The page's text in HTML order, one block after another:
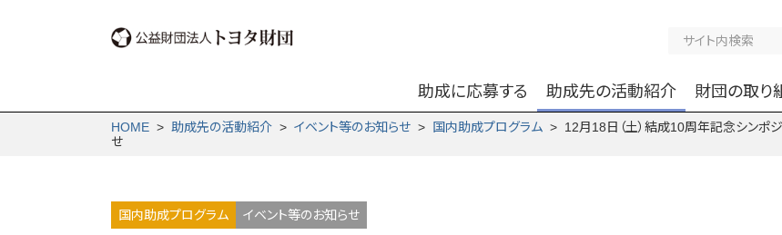
助成に応募する 助成先の活動紹介 財団の取り
HOME > 助成先の活動紹介 > イベント等のお知らせ > 国内助成プログラム > 12月18日（土）結成10周年記念シンポ
せ
国内助成プログラム イベント等のお知らせ